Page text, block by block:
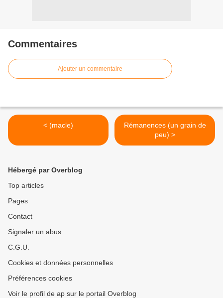
Commentaires
Ajouter un commentaire
< (macle)
Rémanences (un grain de
peu) >
Hébergé par Overblog
Top articles
Pages
Contact
Signaler un abus
C.G.U.
Cookies et données personnelles
Préférences cookies
Voir le profil de ap sur le portail Overblog